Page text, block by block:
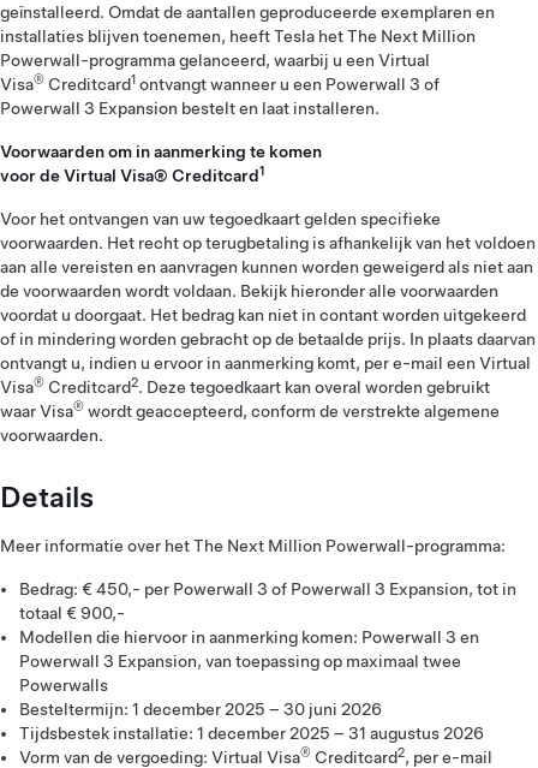
geïnstalleerd. Omdat de aantallen geproduceerde exemplaren en
installaties blijven toenemen, heeft Tesla het The Next Million
Powerwall-programma gelanceerd, waarbij u een Virtual
Visa® Creditcard1 ontvangt wanneer u een Powerwall 3 of
Powerwall 3 Expansion bestelt en laat installeren.
Voorwaarden om in aanmerking te komen
voor de Virtual Visa® Creditcard1
Voor het ontvangen van uw tegoedkaart gelden specifieke
voorwaarden. Het recht op terugbetaling is afhankelijk van het voldoen
aan alle vereisten en aanvragen kunnen worden geweigerd als niet aan
de voorwaarden wordt voldaan. Bekijk hieronder alle voorwaarden
voordat u doorgaat. Het bedrag kan niet in contant worden uitgekeerd
of in mindering worden gebracht op de betaalde prijs. In plaats daarvan
ontvangt u, indien u ervoor in aanmerking komt, per e-mail een Virtual
Visa® Creditcard2. Deze tegoedkaart kan overal worden gebruikt
waar Visa® wordt geaccepteerd, conform de verstrekte algemene
voorwaarden.
Details
Meer informatie over het The Next Million Powerwall-programma:
Bedrag: € 450,- per Powerwall 3 of Powerwall 3 Expansion, tot in
totaal € 900,-
Modellen die hiervoor in aanmerking komen: Powerwall 3 en
Powerwall 3 Expansion, van toepassing op maximaal twee
Powerwalls
Besteltermijn: 1 december 2025 – 30 juni 2026
Tijdsbestek installatie: 1 december 2025 – 31 augustus 2026
Vorm van de vergoeding: Virtual Visa® Creditcard2, per e-mail